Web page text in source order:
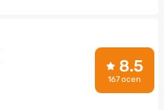
8.5
167 ocen